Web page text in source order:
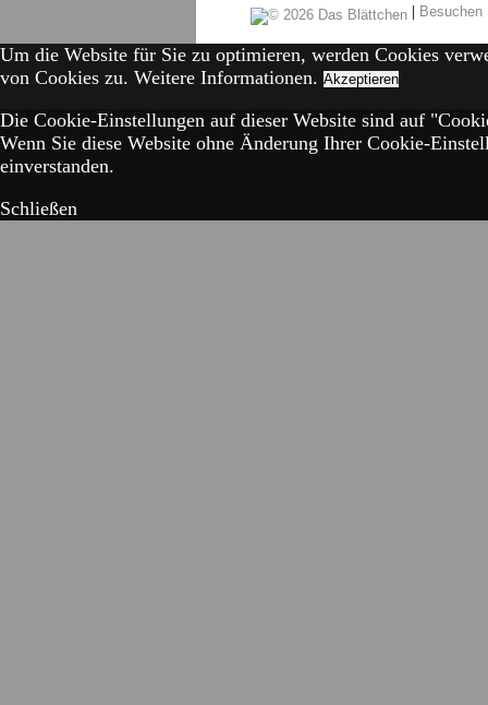
|
Um die Website für Sie zu optimieren, werden Cookies
von Cookies zu. Weitere Informationen. Akzeptieren
Die Cookie-Einstellungen auf dieser Website sind auf
Wenn Sie diese Website ohne Änderung Ihrer Cookie-
einverstanden.
Schließen